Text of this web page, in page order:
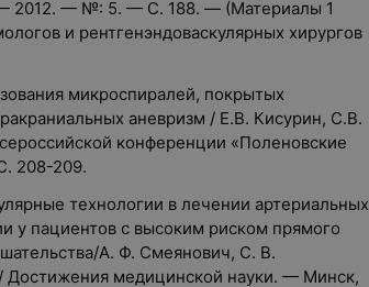
2012. — №: 5. — С. 188. — (Материалы 1
и рентгенэндоваскулярных хирургов
микроспиралей, покрытых
аневризм / Е.В. Кисурин, С.В.
конференции «Поленовские
208-209.
технологии в лечении артериальных
у пациентов с высоким риском прямого
А. Ф. Смеянович, С. В.
Достижения медицинской науки. — Минск,